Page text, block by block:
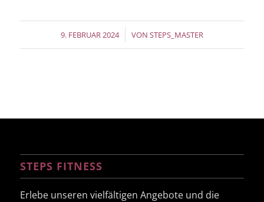
9. FEBRUAR 2024
/ VON STEPS_MASTER
STEPS FITNESS
Erlebe unseren vielfältigen Angebote und die